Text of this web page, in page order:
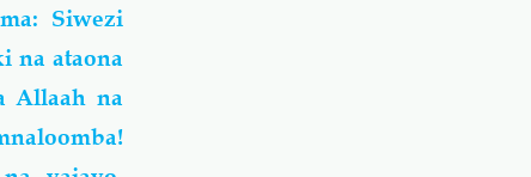
Siwezi
na ataona
Allaah na